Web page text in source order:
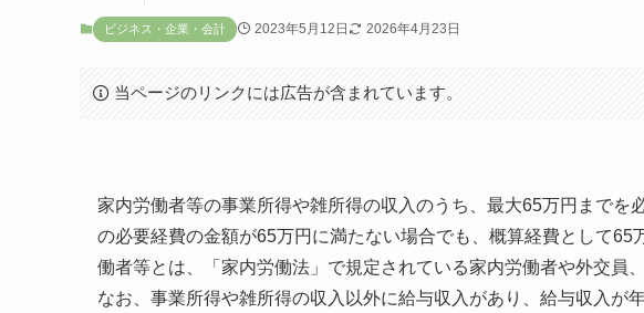
ビジネス・企業・会計 2023年5月12日 2026年4月23日
当ページのリンクには広告が含まれています。
家内労働者等の事業所得や雑所得の収入のうち、最大65万円までを
の必要経費の金額が65万円に満たない場合でも、概算経費として65
働者等とは、「家内労働法」で規定されている家内労働者や外交員
なお、事業所得や雑所得の収入以外に給与収入があり、給与収入が